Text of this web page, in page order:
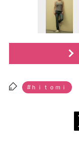
#ｈｉｔｏｍｉ